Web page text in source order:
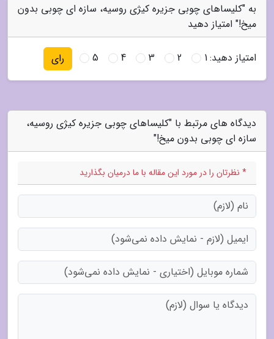
به "کلیساهای چوبی جزیره کیژی روسیه، سازه ای چوبی بدون
میخ!" امتیاز دهید
امتیاز دهید:1
2
3
4
5 رای
دیدگاه های مرتبط با "کلیساهای چوبی جزیره کیژی روسیه،
سازه ای چوبی بدون میخ!"
* نظرتان را در مورد این مقاله با ما درمیان بگذارید